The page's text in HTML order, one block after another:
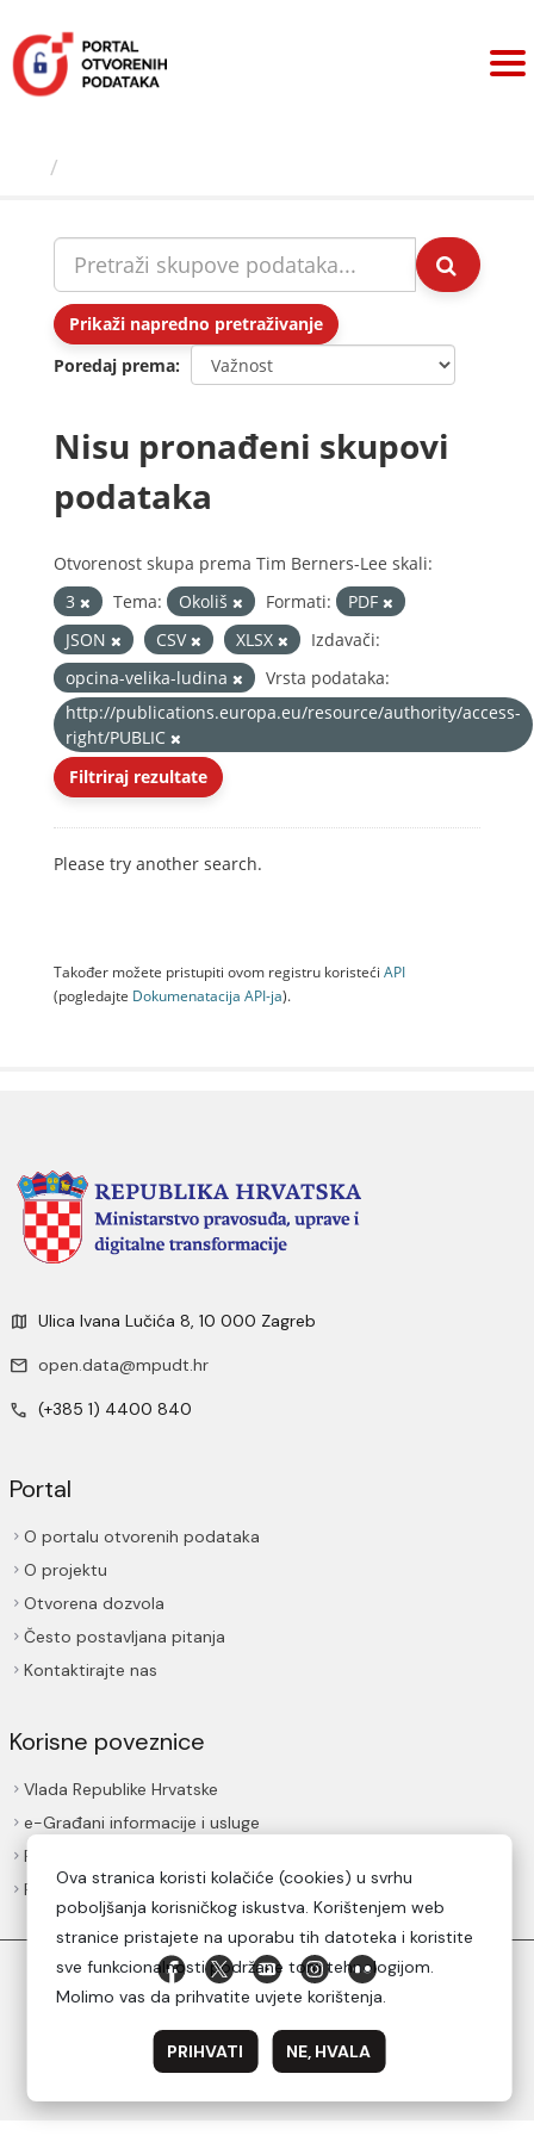
sadržaj
Prikaži napredno pretraživanje
Poredaj prema
Nisu pronađeni skupovi
podataka
Otvorenost skupa prema Tim Berners-Lee skali:
3
Tema: Okoliš Formati:
PDF
JSON
CSV XLSX
Izdavači:
opcina-velika-ludina
Vrsta podataka:
http://publications.europa.eu/resource/authority/access-
right/PUBLIC
Filtriraj rezultate
Please try another search.
Također možete pristupiti ovom registru koristeći API
(pogledajte Dokumenаtаcijа API-jа).